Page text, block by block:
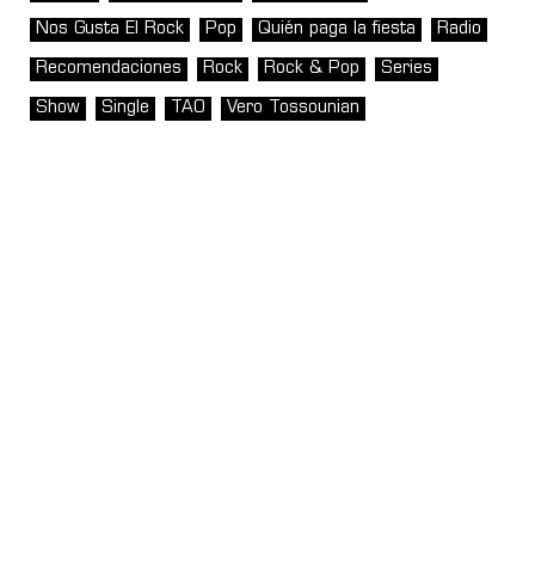
Nos Gusta El Rock Pop Quién paga la fiesta Radio
Recomendaciones Rock Rock & Pop Series
Show Single TAO Vero Tossounian